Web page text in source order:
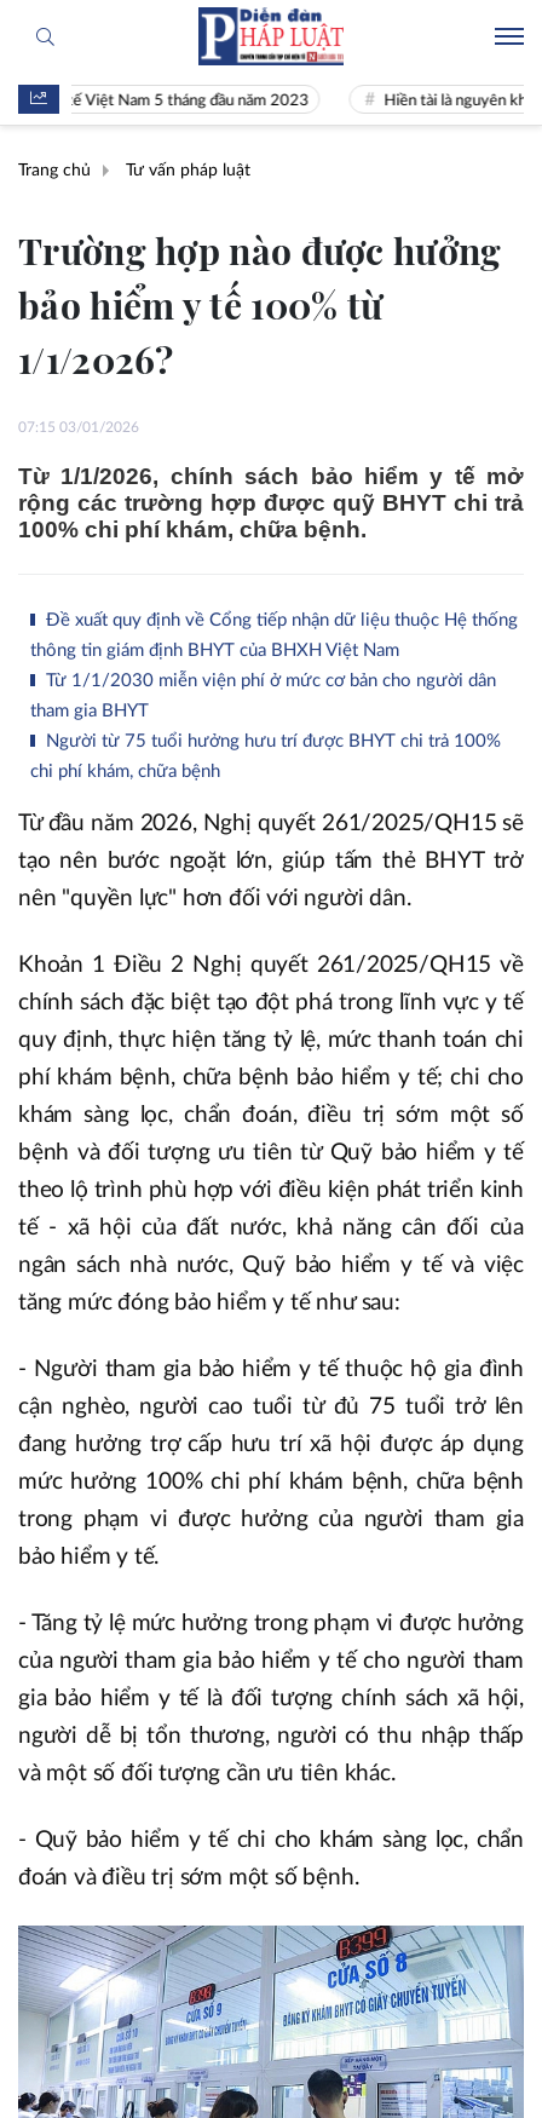
tế Việt Nam 5 tháng đầu năm 2023 Hiền tài là nguyên khí Quốc gia
Trang chủ Tư vấn pháp luật
Trường hợp nào được hưởng
bảo hiểm y tế 100% từ
1/1/2026?
07:15 03/01/2026
Từ 1/1/2026, chính sách bảo hiểm y tế mở
rộng các trường hợp được quỹ BHYT chi trả
100% chi phí khám, chữa bệnh.
Đề xuất quy định về Cổng tiếp nhận dữ liệu thuộc Hệ thống
thông tin giám định BHYT của BHXH Việt Nam
Từ 1/1/2030 miễn viện phí ở mức cơ bản cho người dân
tham gia BHYT
Người từ 75 tuổi hưởng hưu trí được BHYT chi trả 100%
chi phí khám, chữa bệnh
Từ đầu năm 2026, Nghị quyết 261/2025/QH15 sẽ
tạo nên bước ngoặt lớn, giúp tấm thẻ BHYT trở
nên "quyền lực" hơn đối với người dân.
Khoản 1 Điều 2 Nghị quyết 261/2025/QH15 về
chính sách đặc biệt tạo đột phá trong lĩnh vực y tế
quy định, thực hiện tăng tỷ lệ, mức thanh toán chi
phí khám bệnh, chữa bệnh bảo hiểm y tế; chi cho
khám sàng lọc, chẩn đoán, điều trị sớm một số
bệnh và đối tượng ưu tiên từ Quỹ bảo hiểm y tế
theo lộ trình phù hợp với điều kiện phát triển kinh
tế - xã hội của đất nước, khả năng cân đối của
ngân sách nhà nước, Quỹ bảo hiểm y tế và việc
tăng mức đóng bảo hiểm y tế như sau:
- Người tham gia bảo hiểm y tế thuộc hộ gia đình
cận nghèo, người cao tuổi từ đủ 75 tuổi trở lên
đang hưởng trợ cấp hưu trí xã hội được áp dụng
mức hưởng 100% chi phí khám bệnh, chữa bệnh
trong phạm vi được hưởng của người tham gia
bảo hiểm y tế.
- Tăng tỷ lệ mức hưởng trong phạm vi được hưởng
của người tham gia bảo hiểm y tế cho người tham
gia bảo hiểm y tế là đối tượng chính sách xã hội,
người dễ bị tổn thương, người có thu nhập thấp
và một số đối tượng cần ưu tiên khác.
- Quỹ bảo hiểm y tế chi cho khám sàng lọc, chẩn
đoán và điều trị sớm một số bệnh.